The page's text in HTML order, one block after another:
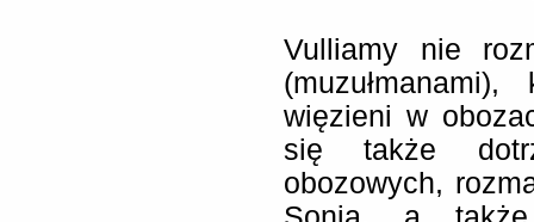
Vulliamy nie
więzieni w
się także
obozowych,